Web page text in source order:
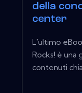
della
center
L'ultimo
Rocks! è
contenuti